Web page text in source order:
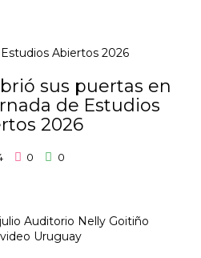
sus puertas en
de Estudios
2026
0 0